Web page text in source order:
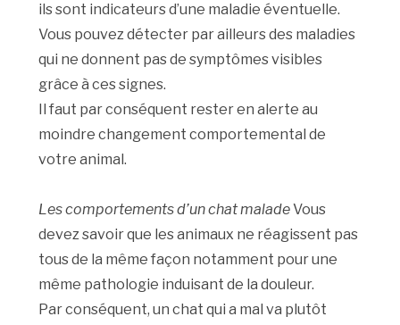
ils sont indicateurs d’une maladie éventuelle.
Vous pouvez détecter par ailleurs des maladies
qui ne donnent pas de symptômes visibles
grâce à ces signes.
Il faut par conséquent rester en alerte au
moindre changement comportemental de
votre animal.
Les comportements d’un chat maladeVous
devez savoir que les animaux ne réagissent pas
tous de la même façon notamment pour une
même pathologie induisant de la douleur.
Par conséquent, un chat qui a mal va plutôt